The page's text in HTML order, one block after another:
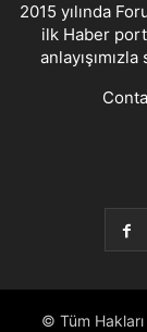
2015 yılında
ilk Haber
© Tüm